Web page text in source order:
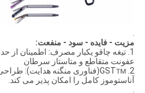
مزیت - فایده - سود - منفعت:
1. تیغه چاقو یکبار مصرف: اطمینان از
عفونت متقاطع و متاستاز سرطان
2. GST
TM
(فناوری منگنه هدایت):
آناستوموز کامل را امکان پذیر می کند.